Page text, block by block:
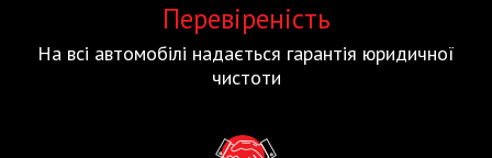
Перевіреність
На всі автомобілі надається гарантія юридичної
чистоти